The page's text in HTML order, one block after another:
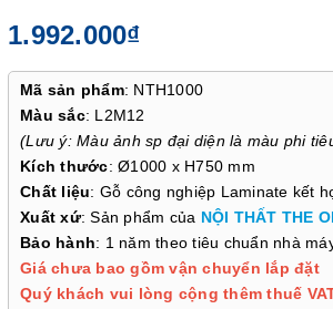
1.992.000₫
Mã sản phẩm: NTH1000
Màu sắc: L2M12
(Lưu ý: Màu ảnh sp đại diện là màu phi
Kích thước: Ø1000 x H750 mm
Chất liệu: Gỗ công nghiệp Laminate kết
Xuất xứ: Sản phẩm của NỘI THẤT THE
Bảo hành: 1 năm theo tiêu chuẩn nhà
Giá chưa bao gồm vận chuyển lắp đặt
Quý khách vui lòng cộng thêm thuế